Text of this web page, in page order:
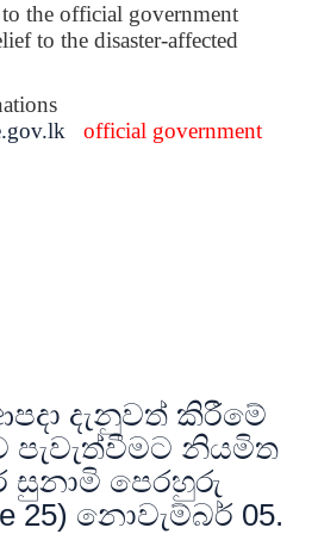
the official government
to the disaster-affected
official government
දැනුවත් කිරීමේ
පැවැත්වීමට නියමිත
සුනාමි පෙරහුරු
25) නොවැම්බර් 05.